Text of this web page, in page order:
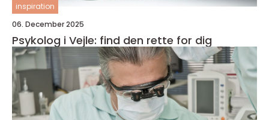
inspiration
06. December 2025
Psykolog i Vejle: find den rette for dig